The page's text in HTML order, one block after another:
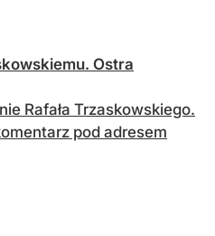
Ostra
Rafała Trzaskowskiego.
pod adresem